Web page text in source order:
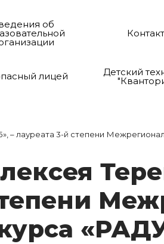
об
лицей Детский
– лауреата 3-й степени